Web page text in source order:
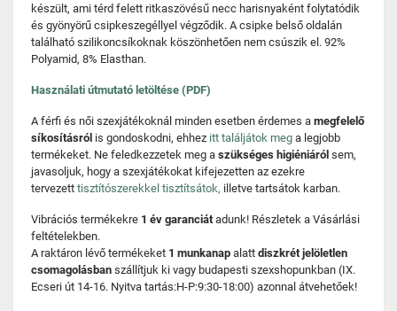
készült, ami térd felett ritkaszövésű necc harisnyaként folytatódik
és gyönyörű csipkeszegéllyel végződik. A csipke belső oldalán
található szilikoncsíkoknak köszönhetően nem csúszik el. 92%
Polyamid, 8% Elasthan.
Használati útmutató letöltése (PDF)
A férfi és női szexjátékoknál minden esetben érdemes a megfelelő
síkosításról is gondoskodni, ehhez itt találjátok meg a legjobb
termékeket. Ne feledkezzetek meg a szükséges higiéniáról sem,
javasoljuk, hogy a szexjátékokat kifejezetten az ezekre
tervezett tisztítószerekkel tisztítsátok, illetve tartsátok karban.
Vibrációs termékekre 1 év garanciátadunk! Részletek a Vásárlási
feltételekben.
A raktáron lévő termékeket 1 munkanap alatt diszkrét jelöletlen
csomagolásban szállítjuk ki vagy budapesti szexshopunkban (IX.
Ecseri út 14-16. Nyitva tartás:H-P:9:30-18:00) azonnal átvehetőek!